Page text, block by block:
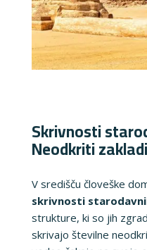
Skrivnosti
Neodkriti
V središču človeške
skrivnosti
strukture, ki so jih
skrivajo številne